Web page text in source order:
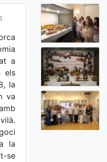
a
els
la
va
la
se